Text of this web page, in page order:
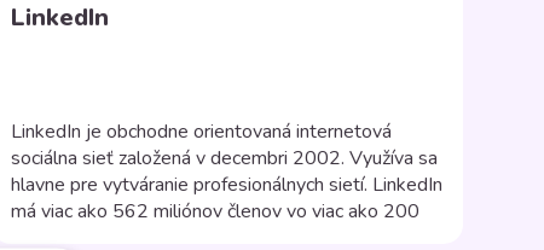
LinkedIn
LinkedIn je obchodne orientovaná internetová
sociálna sieť založená v decembri 2002. Využíva sa
hlavne pre vytváranie profesionálnych sietí. LinkedIn
má viac ako 562 miliónov členov vo viac ako 200